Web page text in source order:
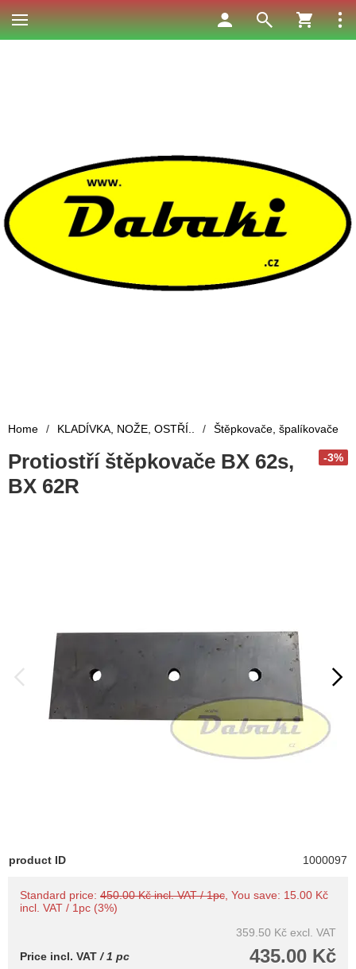
Home / KLADÍVKA, NOŽE, OSTŘÍ.. / Štěpkovače, špalíkovače
-3%
Protiostří štěpkovače BX 62s,
BX 62R
product ID 1000097
Standard price: 450.00 Kč incl. VAT / 1pc , You save: 15.00 Kč
incl. VAT / 1pc (3%)
359.50 Kč excl. VAT
435.00 Kč
Price incl. VAT / 1 pc